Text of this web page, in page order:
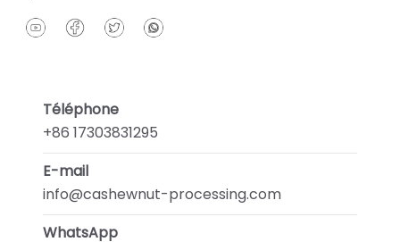
Téléphone
+86 17303831295
E-mail
info@cashewnut-processing.com
WhatsApp